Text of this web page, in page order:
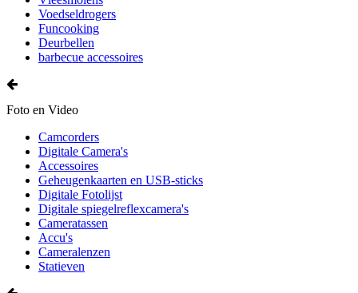
Voedseldrogers
Funcooking
Deurbellen
barbecue accessoires
Foto en Video
Camcorders
Digitale Camera's
Accessoires
Geheugenkaarten en USB-sticks
Digitale Fotolijst
Digitale spiegelreflexcamera's
Cameratassen
Accu's
Cameralenzen
Statieven